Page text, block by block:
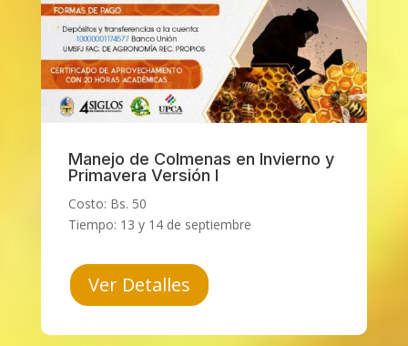
Manejo de Colmenas en Invierno y
Primavera Versión I
Costo: Bs. 50
Tiempo: 13 y 14 de septiembre
Ver Detalles